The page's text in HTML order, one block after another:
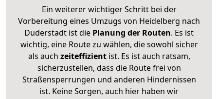
Ein weiterer wichtiger Schritt bei der
Vorbereitung eines Umzugs von Heidelberg nach
Duderstadt ist die Planung der Routen. Es ist
wichtig, eine Route zu wählen, die sowohl sicher
als auch zeiteffizientist. Es ist auch ratsam,
sicherzustellen, dass die Route frei von
Straßensperrungen und anderen Hindernissen
ist. Keine Sorgen, auch hier haben wir